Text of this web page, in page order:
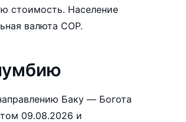
Население
человек. Официальная валюта COP.